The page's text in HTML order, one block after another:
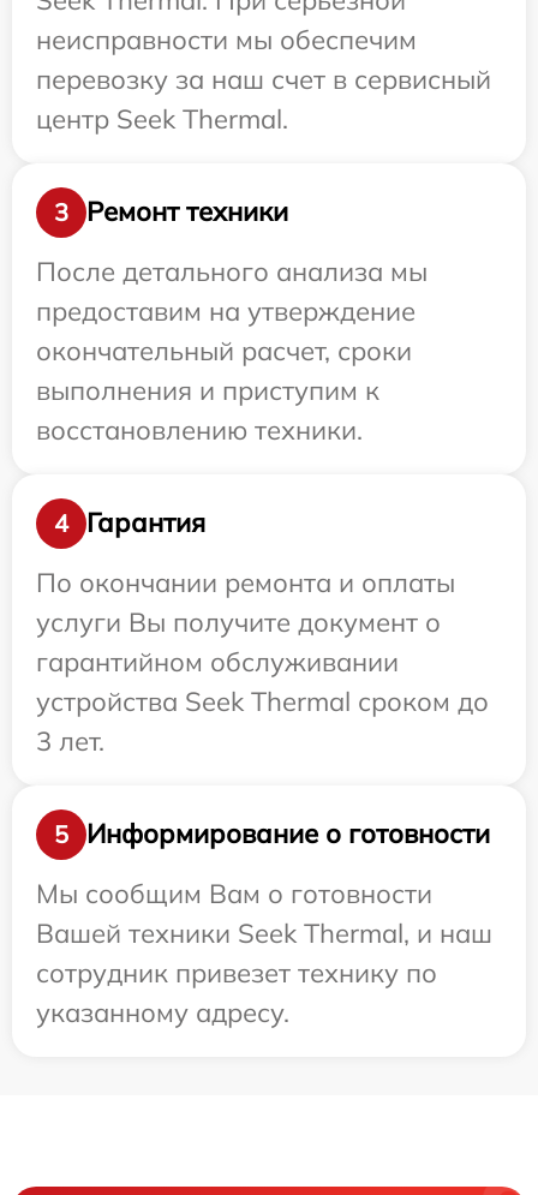
неисправности мы обеспечим
перевозку за наш счет в сервисный
центр Seek Thermal.
3
Ремонт техники
После детального анализа мы
предоставим на утверждение
окончательный расчет, сроки
выполнения и приступим к
восстановлению техники.
4
Гарантия
По окончании ремонта и оплаты
услуги Вы получите документ о
гарантийном обслуживании
устройства Seek Thermal сроком до
3 лет.
5
Информирование о готовности
Мы сообщим Вам о готовности
Вашей техники Seek Thermal, и наш
сотрудник привезет технику по
указанному адресу.